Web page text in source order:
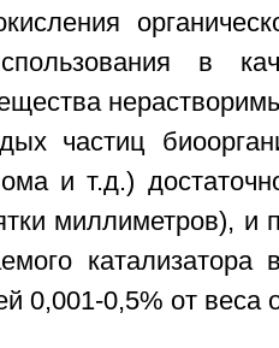
в
частиц
и т.д.)
миллиметров), и
катализатора
0,001-0,5% от веса